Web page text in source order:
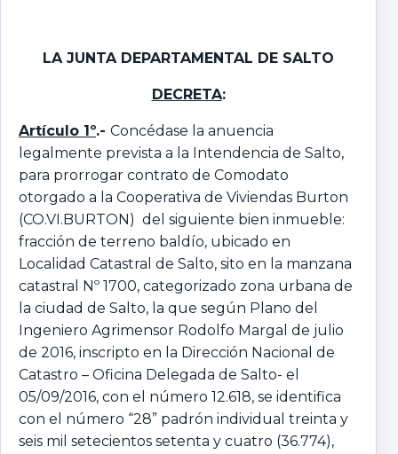
LA JUNTA DEPARTAMENTAL DE SALTO
DECRETA:
Artículo 1º.- Concédase la anuencia
legalmente prevista a la Intendencia de Salto,
para prorrogar contrato de Comodato
otorgado a la Cooperativa de Viviendas Burton
(CO.VI.BURTON) del siguiente bien inmueble:
fracción de terreno baldío, ubicado en
Localidad Catastral de Salto, sito en la manzana
catastral Nº 1700, categorizado zona urbana de
la ciudad de Salto, la que según Plano del
Ingeniero Agrimensor Rodolfo Margal de julio
de 2016, inscripto en la Dirección Nacional de
Catastro – Oficina Delegada de Salto- el
05/09/2016, con el número 12.618, se identifica
con el número “28” padrón individual treinta y
seis mil setecientos setenta y cuatro (36.774),